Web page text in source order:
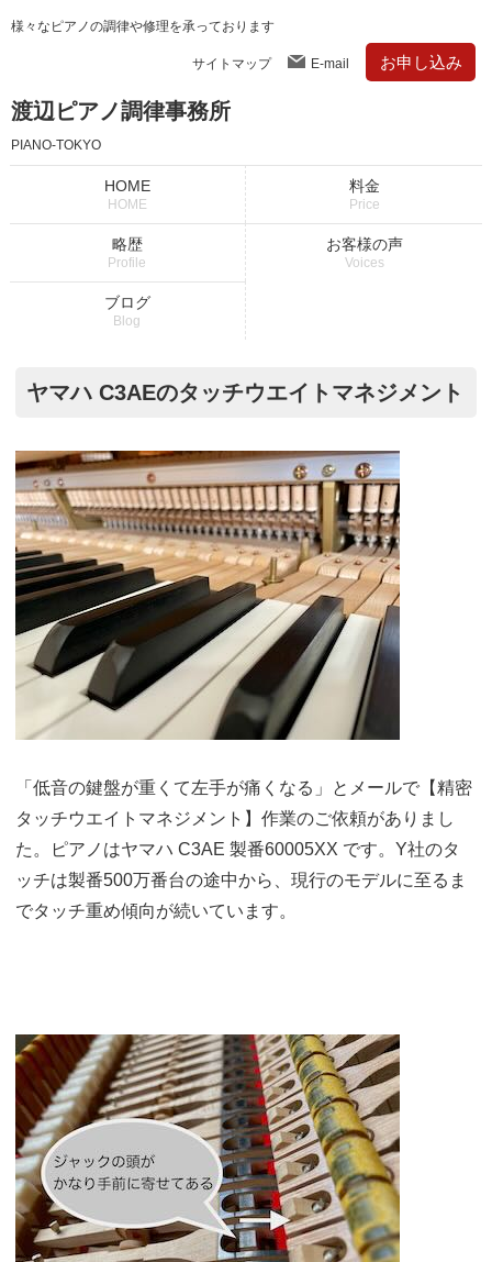
様々なピアノの調律や修理を承っております
サイトマップ E-mail お申し込み
渡辺ピアノ調律事務所
PIANO-TOKYO
HOME
HOME
料金
Price
略歴
Profile
お客様の声
Voices
ブログ
Blog
ヤマハ C3AEのタッチウエイトマネジメント
「低音の鍵盤が重くて左手が痛くなる」とメールで 【精密
タッチウエイトマネジメント】作業のご依頼がありまし
た。ピアノはヤマハ C3AE 製番60005XX です。Y社のタ
ッチは製番500万番台の途中から、現行のモデルに至るま
でタッチ重め傾向が続いています。